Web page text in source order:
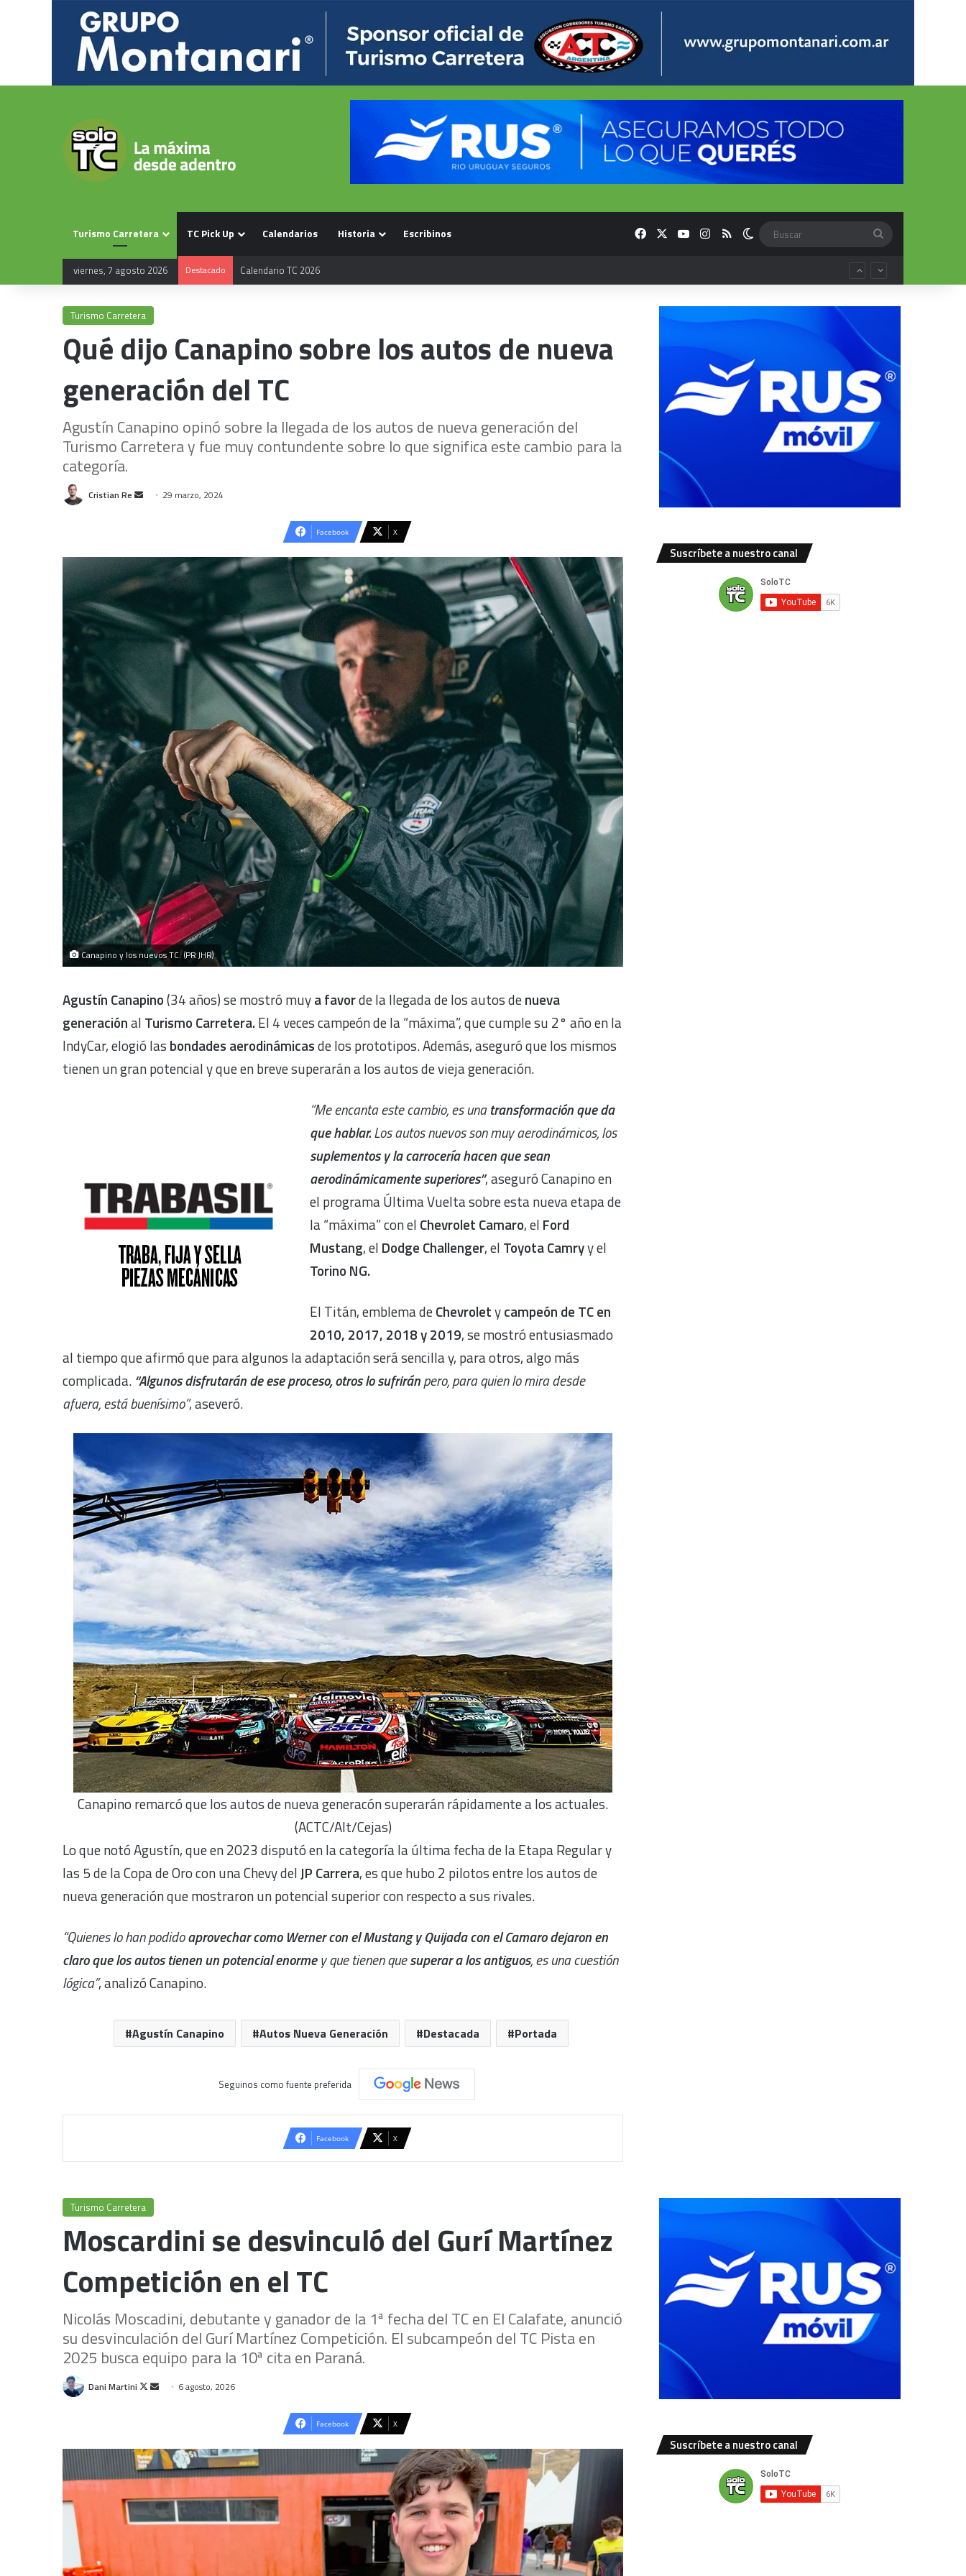
Turismo Carretera TC Pick Up Calendarios Historia Escribinos FacebookYouTubeInstagram
RSS Switch skin
viernes, 7 agosto 2026 Destacado Calendario TC 2026
Turismo Carretera
Qué dijo Canapino sobre los autos de nueva
generación del TC
Agustín Canapino opinó sobre la llegada de los autos de nueva generación del
Turismo Carretera y fue muy contundente sobre lo que significa este cambio para la
categoría.
Cristian Re
Send 29 marzo, 2024
Facebook X
Canapino y los nuevos TC. (PR JHR)
Agustín Canapino(34 años) se mostró muya favorde la llegada de los autos denueva
generaciónal Turismo Carretera. El 4 veces campeón de la “máxima”, que cumple su 2° año en la
IndyCar, elogió las bondades aerodinámicasde los prototipos. Además, aseguró que los mismos
tienen un gran potencial y que en breve superarán a los autos de vieja generación.
“Me encanta este cambio, es unatransformación que da
que hablar.Los autos nuevos son muy aerodinámicos, los
suplementos y la carrocería hacen que sean
aerodinámicamente superiores”, aseguró Canapino en
el programa Última Vuelta sobre esta nueva etapa de
la “máxima” con el Chevrolet Camaro, el Ford
Mustang, el Dodge Challenger, el Toyota Camryy el
Torino NG.
El Titán, emblema deChevroletycampeón de TC en
2010, 2017, 2018 y 2019, se mostró entusiasmado
al tiempo que afirmó que para algunos la adaptación será sencilla y, para otros, algo más
complicada. “Algunos disfrutarán de ese proceso, otros lo sufriránpero, para quien lo mira desde
afuera, está buenísimo”, aseveró.
Canapino remarcó que los autos de nueva generacón superarán rápidamente a los actuales.
(ACTC/Alt/Cejas)
Lo que notó Agustín, que en 2023 disputó en la categoría la última fecha de la Etapa Regular y
las 5 de la Copa de Oro con una Chevy delJP Carrera, es que hubo 2 pilotos entre los autos de
nueva generación que mostraron un potencial superior con respecto a sus rivales.
“Quienes lo han podidoaprovechar como Werner con el Mustang y Quijada con el Camaro dejaron en
claro que los autos tienen un potencial enormey que tienen quesuperar a los antiguos, es una cuestión
lógica”, analizó Canapino.
Agustín Canapino Autos Nueva Generación Destacada Portada
Seguinos como fuente preferida
Facebook X
Suscríbete a nuestro canal